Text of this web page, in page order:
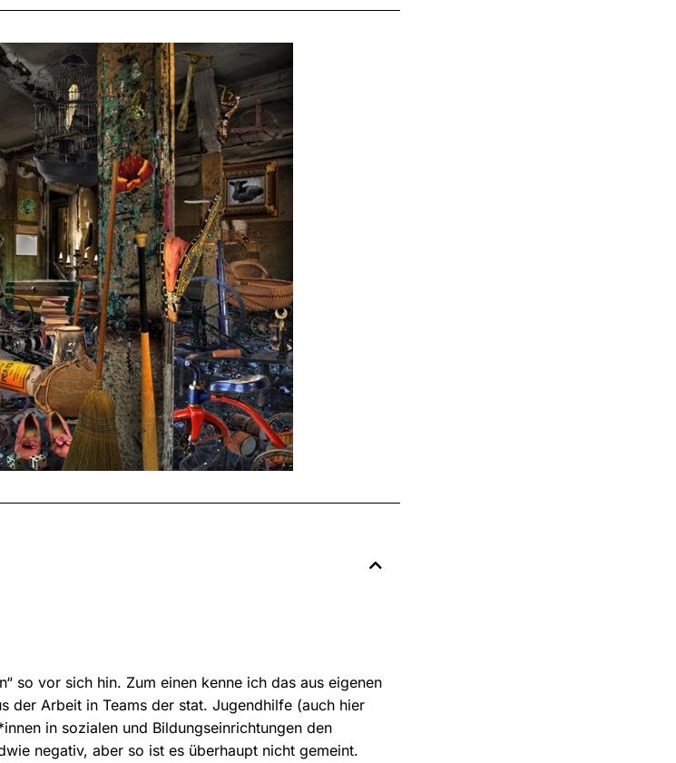
so vor sich hin. Zum einen kenne ich das aus eigenen
der Arbeit in Teams der stat. Jugendhilfe (auch hier
in sozialen und Bildungseinrichtungen den
negativ, aber so ist es überhaupt nicht gemeint.